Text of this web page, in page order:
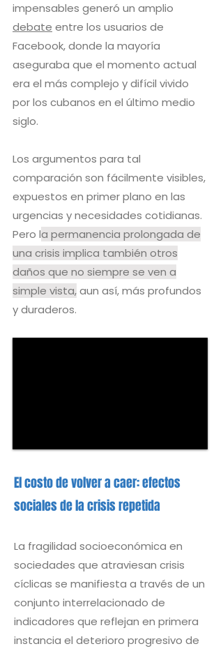
impensables generó un amplio
debate entre los usuarios de
Facebook, donde la mayoría
aseguraba que el momento actual
era el más complejo y difícil vivido
por los cubanos en el último medio
siglo.
Los argumentos para tal
comparación son fácilmente visibles,
expuestos en primer plano en las
urgencias y necesidades cotidianas.
Pero la permanencia prolongada de
una crisis implica también otros
daños que no siempre se ven a
simple vista,aun así, más profundos
y duraderos.
El costo de volver a caer: efectos
sociales de la crisis repetida
La fragilidad socioeconómica en
sociedades que atraviesan crisis
cíclicas se manifiesta a través de un
conjunto interrelacionado de
indicadores que reflejan en primera
instancia el deterioro progresivo de